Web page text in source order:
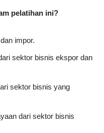
pelatihan ini?
impor.
sektor bisnis ekspor dan
sektor bisnis yang
dari sektor bisnis